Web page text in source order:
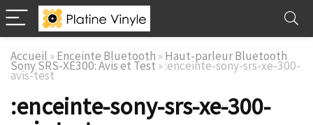
Accueil »Enceinte Bluetooth »Haut-parleur Bluetooth
Sony SRS-XE300: Avis et Test »:enceinte-sony-srs-xe-300-
avis-test
:enceinte-sony-srs-xe-300-